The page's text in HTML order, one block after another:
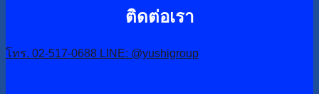
ติดต่อเรา
โทร. 02-517-0688 LINE: @yushigroup